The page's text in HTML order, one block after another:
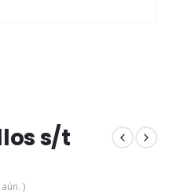
s/t
)